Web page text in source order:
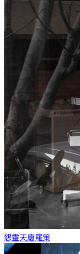
怨靈天廈羅策